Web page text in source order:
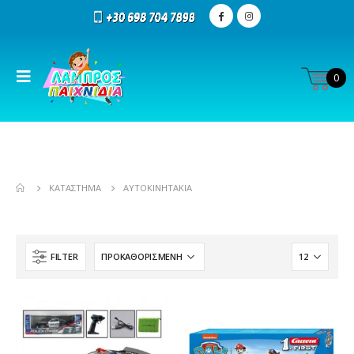
0
ΚΑΤΆΣΤΗΜΑ ΑΥΤΟΚΙΝΗΤΆΚΙΑ
FILTER